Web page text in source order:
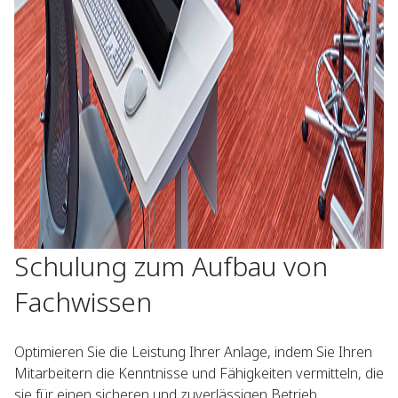
Schulung zum Aufbau von
Fachwissen​
Optimieren Sie die Leistung Ihrer Anlage, indem Sie Ihren
Mitarbeitern die Kenntnisse und Fähigkeiten vermitteln, die